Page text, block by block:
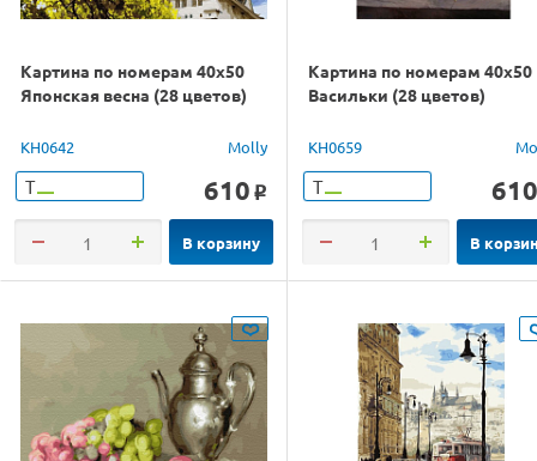
Картина по номерам 40х50
Японская весна (28 цветов)
KH0642 Molly
Т 610 o
В корзину
Картина по номерам 40х50
Васильки (28 цветов)
KH0659
Т 610
В